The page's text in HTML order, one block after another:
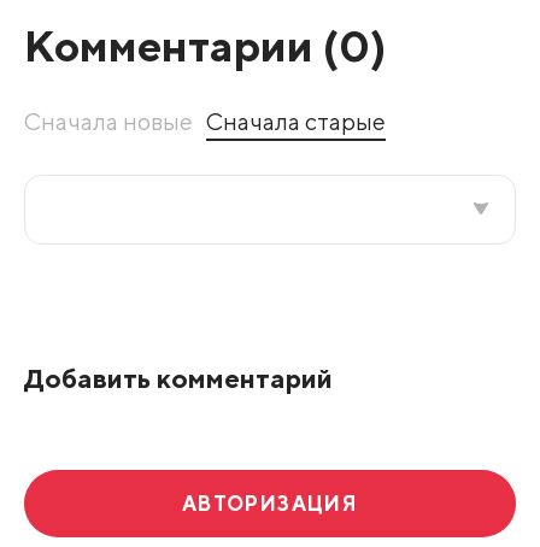
Комментарии (0)
Сначала новые Сначала старые
Добавить комментарий
АВТОРИЗАЦИЯ